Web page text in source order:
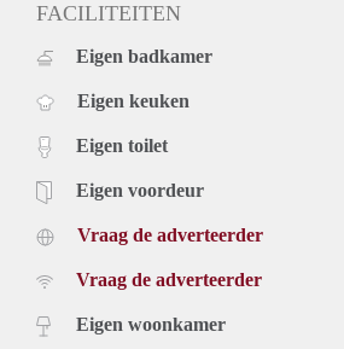
FACILITEITEN
Eigen badkamer
Eigen keuken
Eigen toilet
Eigen voordeur
Vraag de adverteerder
Vraag de adverteerder
Eigen woonkamer